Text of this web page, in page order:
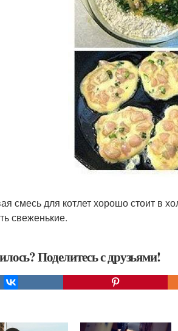
смесь для котлет хорошо стоит в
свеженькие.
Поделитесь с друзьями!